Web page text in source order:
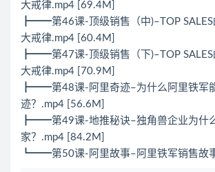
大戒律.mp4 [69.4M]
┣━━第46课-顶级销售（中)–TOP SALES
大戒律.mp4 [60.4M]
┣━━第47课-顶级销售（下)–TOP SALES
大戒律.mp4 [70.9M]
┣━━第48课-阿里奇迹–为什么阿里铁军
迹？.mp4 [56.6M]
┣━━第49课-地推秘诀–独角兽企业为什
家？.mp4 [84.2M]
┗━━第50课-阿里故事–阿里铁军销售故